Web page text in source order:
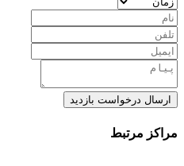
ارسال درخواست بازدید
مراکز مرتبط